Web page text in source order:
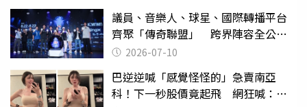
議員、音樂人、球星、國際轉播平台
齊聚「傳奇聯盟」 跨界陣容全公
開 劍指亞洲新傳奇聯賽
2026-07-10
巴逆逆喊「感覺怪怪的」急賣南亞
科！下一秒股價竟起飛 網狂喊：大V